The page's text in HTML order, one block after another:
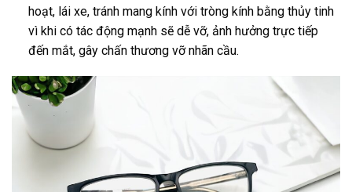
hoạt, lái xe, tránh mang kính với tròng kính bằng thủy tinh
vì khi có tác động mạnh sẽ dễ vỡ, ảnh hưởng trực tiếp
đến mắt, gây chấn thương vỡ nhãn cầu.